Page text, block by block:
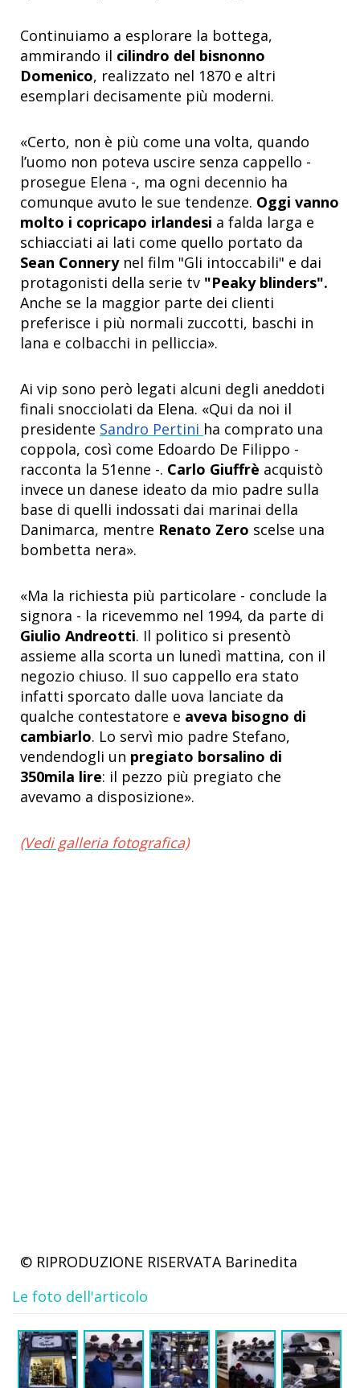
Continuiamo a esplorare la bottega,
ammirando il cilindro del bisnonno
Domenico, realizzato nel 1870 e altri
esemplari decisamente più moderni.
«Certo, non è più come una volta, quando
l’uomo non poteva uscire senza cappello -
prosegue Elena -, ma ogni decennio ha
comunque avuto le sue tendenze. Oggi vanno
molto i copricapo irlandesi a falda larga e
schiacciati ai lati come quello portato da
Sean Connerynel film "Gli intoccabili" e dai
protagonisti della serie tv "Peaky blinders".
Anche se la maggior parte dei clienti
preferisce i più normali zuccotti, baschi in
lana e colbacchi in pelliccia».
Ai vip sono però legati alcuni degli aneddoti
finali snocciolati da Elena. «Qui da noi il
presidente Sandro Pertini ha comprato una
coppola, così come Edoardo De Filippo -
racconta la 51enne -. Carlo Giuffrè acquistò
invece un danese ideato da mio padre sulla
base di quelli indossati dai marinai della
Danimarca, mentre Renato Zero scelse una
bombetta nera».
«Ma la richiesta più particolare - conclude la
signora - la ricevemmo nel 1994, da parte di
Giulio Andreotti. Il politico si presentò
assieme alla scorta un lunedì mattina, con il
negozio chiuso. Il suo cappello era stato
infatti sporcato dalle uova lanciate da
qualche contestatore e aveva bisogno di
cambiarlo. Lo servì mio padre Stefano,
vendendogli un pregiato borsalino di
350mila lire: il pezzo più pregiato che
avevamo a disposizione».
(Vedi galleria fotografica)
© RIPRODUZIONE RISERVATA Barinedita
Le foto dell'articolo